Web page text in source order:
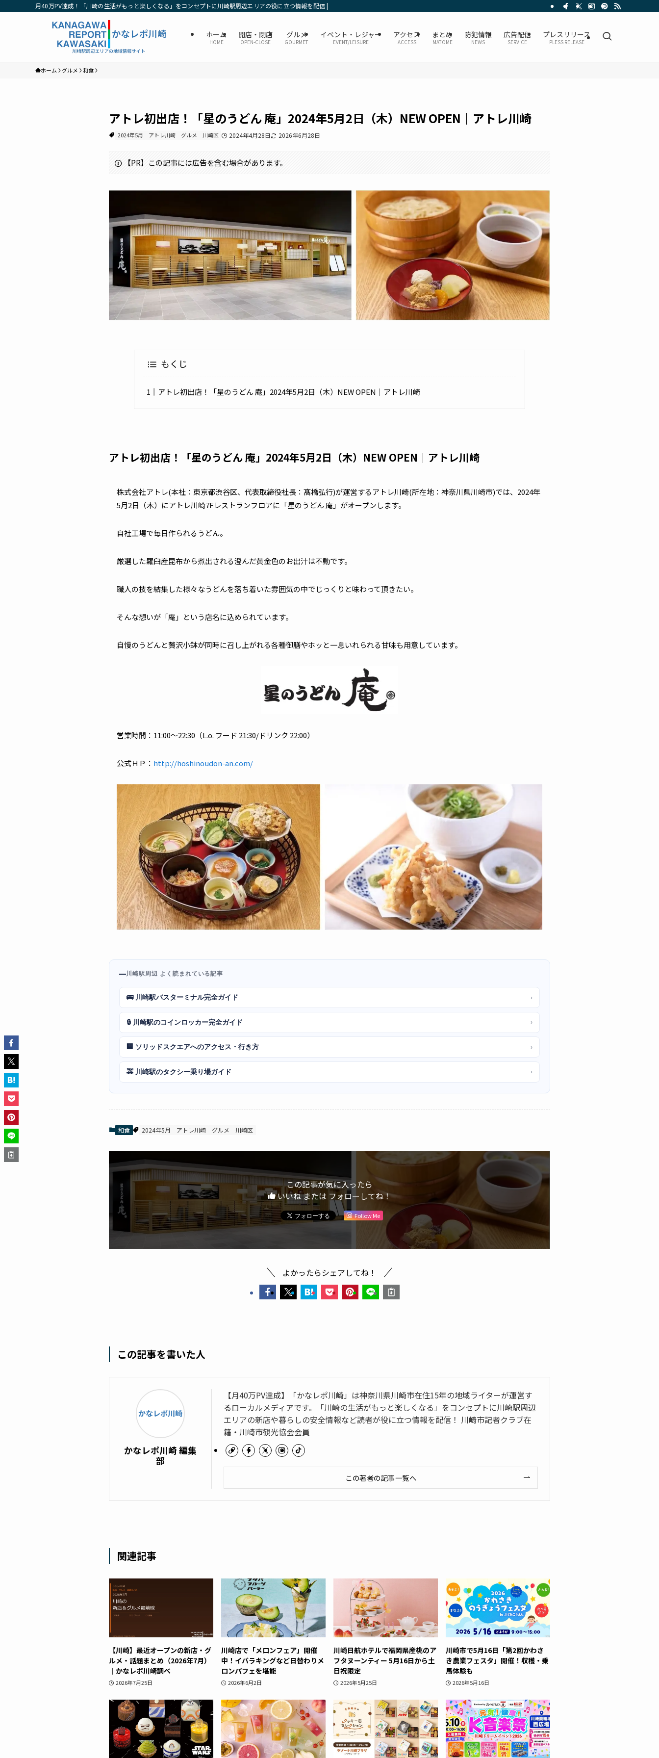
月40万PV達成！「川崎の生活がもっと楽しくなる」をコンセプトに川崎駅周辺エリアの役に立つ情報を配信 | かなレポ川崎
ホーム
HOME
開店・閉店
OPEN-CLOSE
グルメ
GOURMET
イベント・レジャー
EVENT/LEISURE
アクセス
ACCESS
まとめ
MATOME
防犯情報
NEWS
広告配信
SERVICE
プレスリリース
PLESS RELEASE
ホーム グルメ 和食
アトレ初出店！「星のうどん 庵」2024年5月2日（木）NEW OPEN｜アトレ川崎
2024年5月 アトレ川崎 グルメ 川崎区 2024年4月28日 2026年6月28日
【PR】この記事には広告を含む場合があります。
もくじ
アトレ初出店！「星のうどん 庵」2024年5月2日（木）NEW OPEN｜アトレ川崎
アトレ初出店！「星のうどん 庵」2024年5月2日（木）NEW OPEN｜アトレ川崎
株式会社アトレ(本社：東京都渋谷区、代表取締役社長：髙橋弘行)が運営するアトレ川崎(所在地：神奈川県川崎市)では、2024年
5月2日（木）にアトレ川崎7Fレストランフロアに「星のうどん 庵」がオープンします。
自社工場で毎日作られるうどん。
厳選した羅臼産昆布から煮出される澄んだ黄金色のお出汁は不動です。
職人の技を結集した様々なうどんを落ち着いた雰囲気の中でじっくりと味わって頂きたい。
そんな想いが「庵」という店名に込められています。
自慢のうどんと贅沢小鉢が同時に召し上がれる各種御膳やホッと一息いれられる甘味も用意しています。
営業時間：11:00～22:30（L.o. フード 21:30/ドリンク 22:00）
公式ＨＰ： http://hoshinoudon-an.com/
川崎駅周辺 よく読まれている記事
🚌 川崎駅バスターミナル完全ガイド ›
🔒 川崎駅のコインロッカー完全ガイド ›
🏢 ソリッドスクエアへのアクセス・行き方 ›
🚕 川崎駅のタクシー乗り場ガイド ›
和食 2024年5月 アトレ川崎 グルメ 川崎区
この記事が気に入ったら
いいね または フォローしてね！
Follow Me
よかったらシェアしてね！
この記事を書いた人
かなレポ川崎 編集
部
【月40万PV達成】「かなレポ川崎」は神奈川県川崎市在住15年の地域ライターが運営す
るローカルメディアです。「川崎の生活がもっと楽しくなる」をコンセプトに川崎駅周辺
エリアの新店や暮らしの安全情報など読者が役に立つ情報を配信！ 川崎市記者クラブ在
籍・川崎市観光協会会員
この著者の記事一覧へ
関連記事
【川崎】最近オープンの新店・グ
ルメ・話題まとめ（2026年7月）
｜かなレポ川崎調べ
2026年7月25日
川崎店で「メロンフェア」開催
中！イバラキングなど日替わりメ
ロンパフェを堪能
2026年6月2日
川崎日航ホテルで福岡県産桃のア
フタヌーンティー 5月16日から土
日祝限定
2026年5月25日
川崎市で5月16日「第2回かわさ
き農業フェスタ」開催！収穫・乗
馬体験も
2026年5月16日